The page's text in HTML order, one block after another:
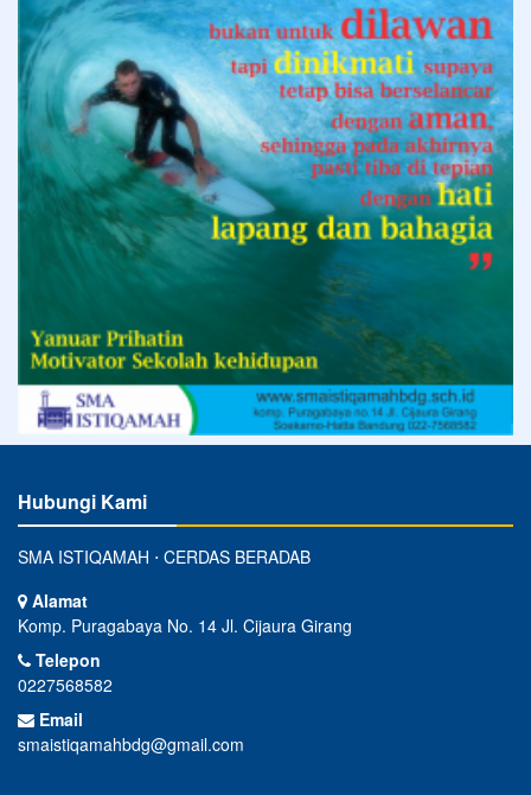
Hubungi Kami
SMA ISTIQAMAH ⋅ CERDAS BERADAB
Alamat
Komp. Puragabaya No. 14 Jl. Cijaura Girang
Telepon
0227568582
Email
smaistiqamahbdg@gmail.com